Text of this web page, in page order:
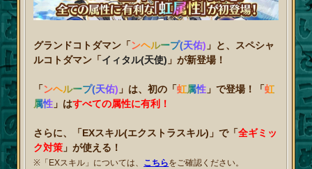
グランドコトダマン「ンヘループ(天佑) 」と、スペシャ
ルコトダマン「イィタル(天使) 」が新登場！
「ンヘループ(天佑) 」は、初の「虹属性 」で登場！「虹
属性 」はすべての属性に有利！
さらに、「EXスキル(エクストラスキル)」で「全ギミッ
ク対策 」が使える！
※「EXスキル」については、 こちらをご確認ください。